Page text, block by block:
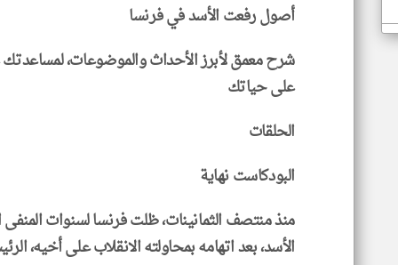
أصول رفعت الأسد في فرنسا
شرح معمق لأبرز الأحداث والموضوعات،
على حياتك
الحلقات
البودكاست نهاية
منذ منتصف الثمانينات، ظلت فرنسا لسنوات
الأسد، بعد اتهامه بمحاولته الانقلاب على أخيه،